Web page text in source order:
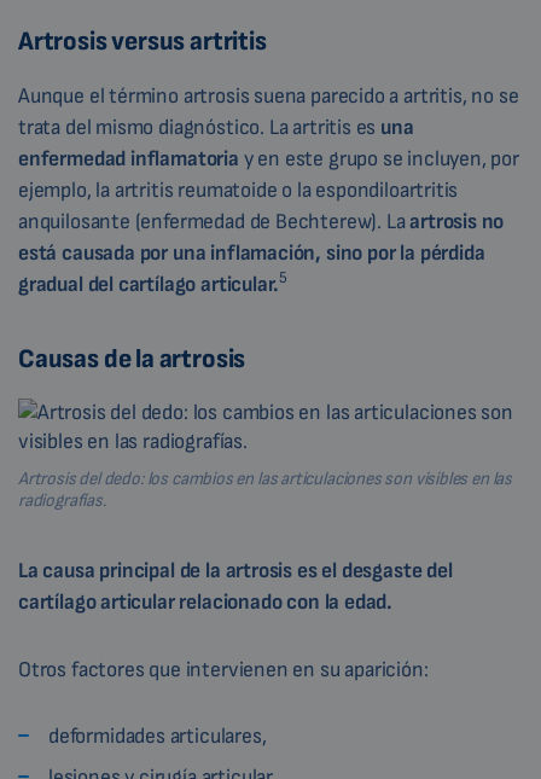
Artrosis versus artritis
Aunque el término artrosis suena parecido a artritis, no se
trata del mismo diagnóstico. La artritis es una
enfermedad inflamatoria y en este grupo se incluyen, por
ejemplo, la artritis reumatoide o la espondiloartritis
anquilosante (enfermedad de Bechterew). Laartrosis no
está causada por una inflamación, sino por la pérdida
gradual del cartílago articular.5
Causas de la artrosis
Artrosis del dedo: los cambios en las articulaciones son visibles en las
radiografías.
La causa principal de la artrosis es el desgaste del
cartílago articular relacionado con la edad.
Otros factores que intervienen en su aparición:
deformidades articulares,